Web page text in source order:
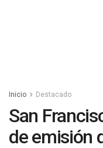
Inicio Destacado
San
de emisión